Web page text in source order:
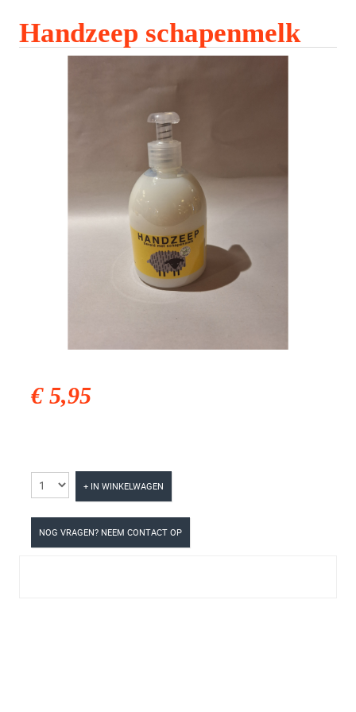
Handzeep schapenmelk
€ 5,95
+ IN WINKELWAGEN
NOG VRAGEN? NEEM CONTACT OP